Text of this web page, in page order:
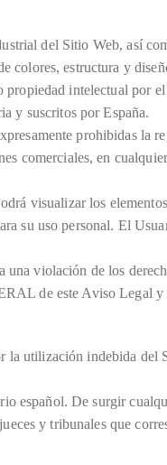
del Sitio Web, así
estructura y
intelectual por
y suscritos por España.
prohibidas
comerciales, en
visualizar los
su uso personal. El
violación de los
de este Aviso Legal y
la utilización indebida
español. De surgir
y tribunales que